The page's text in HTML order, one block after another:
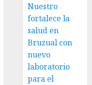
Nuestro
fortalece la
salud en
Bruzual con
nuevo
laboratorio
para el